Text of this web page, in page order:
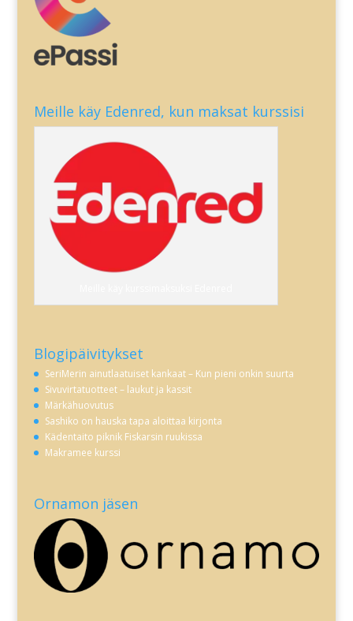
Meille käy Edenred, kun maksat kurssisi
Blogipäivitykset
SeriMerin ainutlaatuiset kankaat – Kun pieni onkin suurta
Sivuvirtatuotteet – laukut ja kassit
Märkähuovutus
Sashiko on hauska tapa aloittaa kirjonta
Kädentaito piknik Fiskarsin ruukissa
Makramee kurssi
Ornamon jäsen